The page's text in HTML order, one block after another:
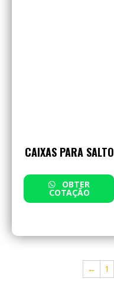
CAIXAS PARA SALTO
OBTER
COTAÇÃO
← 1